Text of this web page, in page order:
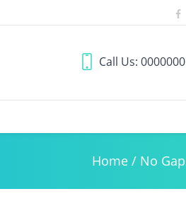
Call Us: 0000000
Home / No Gap